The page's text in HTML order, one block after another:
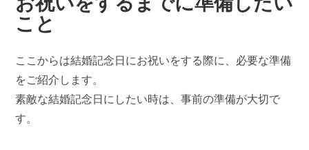
こと
ここからは結婚記念日にお祝いをする際に、必要な準備
をご紹介します。
素敵な結婚記念日にしたい時は、事前の準備が大切で
す。